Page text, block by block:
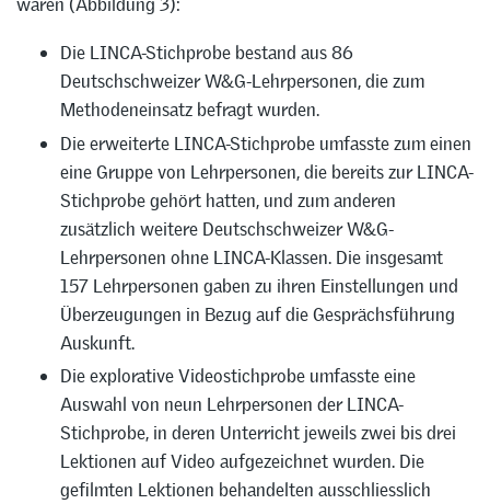
Die LINCA-Stichprobe bestand aus 86
Deutschschweizer W&G-Lehrpersonen, die zum
Methodeneinsatz befragt wurden.
Die erweiterte LINCA-Stichprobe umfasste zum einen
eine Gruppe von Lehrpersonen, die bereits zur LINCA-
Stichprobe gehört hatten, und zum anderen
zusätzlich weitere Deutschschweizer W&G-
Lehrpersonen ohne LINCA-Klassen. Die insgesamt
157 Lehrpersonen gaben zu ihren Einstellungen und
Überzeugungen in Bezug auf die Gesprächsführung
Auskunft.
Die explorative Videostichprobe umfasste eine
Auswahl von neun Lehrpersonen der LINCA-
Stichprobe, in deren Unterricht jeweils zwei bis drei
Lektionen auf Video aufgezeichnet wurden. Die
gefilmten Lektionen behandelten ausschliesslich